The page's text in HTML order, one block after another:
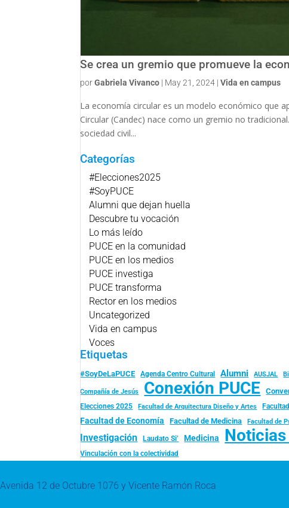
Se crea un gremio que promueve la
porGabriela Vivanco | May 21, 2024 |Vida en campus
La economía circular es un modelo económico que
Circular (Candec) nace como un gremio no
sociedad civil...
Categorías
#Elecciones2025
#SoyPUCE
Alumni que dejan huella
Descubre tu vocación
Lo más leído
PUCE en la comunidad
PUCE en los medios
PUCE investiga
PUCE transforma
Rector en los medios
Uncategorized
Vida en campus
Voces
Etiquetas
#SoyDeLaPUCE Agenda Centro Cultural Alumni AUSJAL
Compañía de Jesús Conexión PUCE
Elecciones 2025
Facultad de Arquitectura Diseño y Artes
Facultad de Economía Facultad de Medicina Facultad de
Investigación Laudato Si’ Medicina Noticias
Vinculación con la colectividad
Avenida 12 de Octubre 1076 y Vicente Ramón Roca